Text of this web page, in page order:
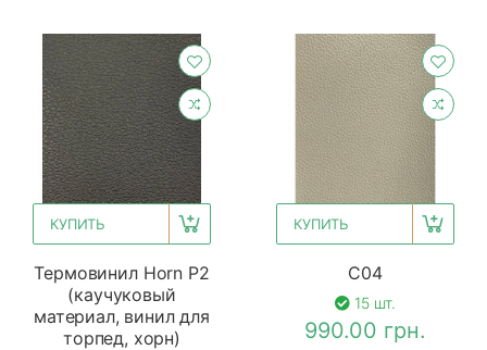
КУПИТЬ
Термовинил Horn P2
(каучуковый
материал, винил для
торпед, хорн)
КУПИТЬ
С04
15 шт.
990.00 грн.